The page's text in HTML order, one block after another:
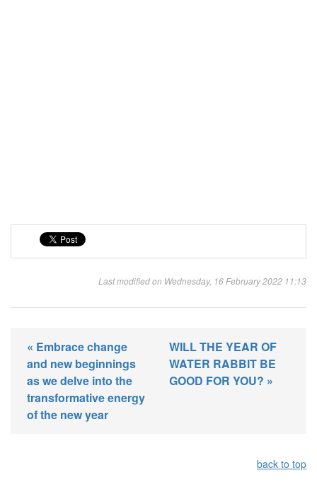
Last modified on Wednesday, 16 February 2022 11:13
« Embrace change
and new beginnings
as we delve into the
transformative energy
of the new year
WILL THE YEAR OF
WATER RABBIT BE
GOOD FOR YOU? »
back to top